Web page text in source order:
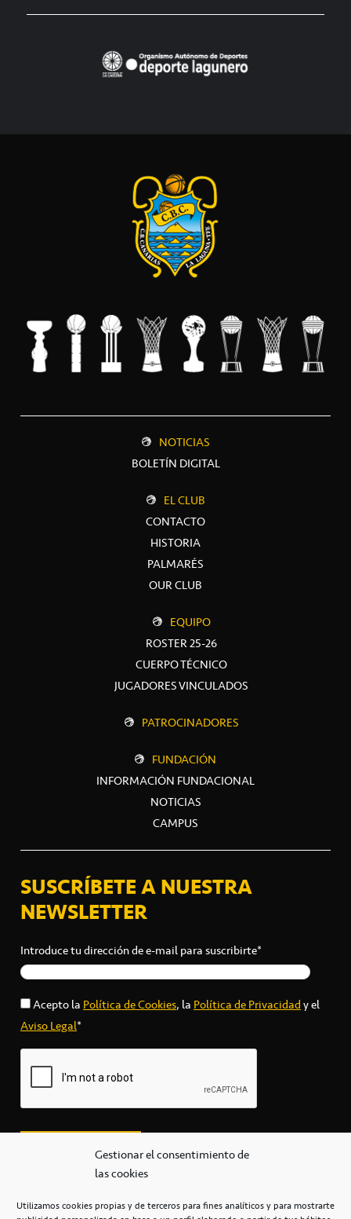
Gestionar el consentimiento de
las cookies
Utilizamos cookies propias y de terceros para fines analíticos y para mostrarte
NOTICIAS
BOLETÍN DIGITAL
EL CLUB
CONTACTO
HISTORIA
PALMARÉS
OUR CLUB
EQUIPO
ROSTER 25-26
CUERPO TÉCNICO
JUGADORES VINCULADOS
PATROCINADORES
FUNDACIÓN
INFORMACIÓN FUNDACIONAL
NOTICIAS
CAMPUS
SUSCRÍBETE A NUESTRA
NEWSLETTER
Introduce tu dirección de e-mail para suscribirte*
Acepto laPolítica de Cookies, laPolítica de Privacidady el
Aviso Legal*